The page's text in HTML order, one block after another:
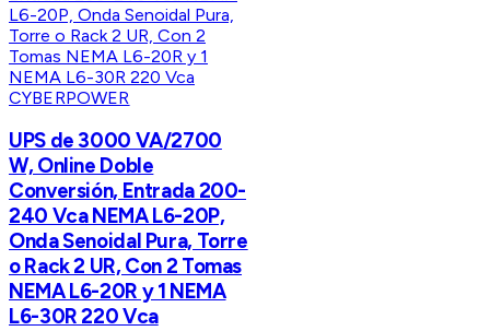
CYBERPOWER
UPS de 3000 VA/2700
W, Online Doble
Conversión, Entrada 200-
240 Vca NEMA L6-20P,
Onda Senoidal Pura, Torre
o Rack 2 UR, Con 2 Tomas
NEMA L6-20R y 1 NEMA
L6-30R 220 Vca